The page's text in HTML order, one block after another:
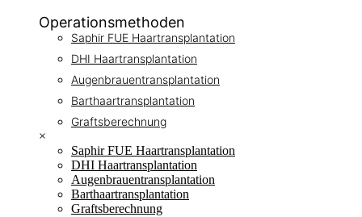
Operationsmethoden
Saphir FUE Haartransplantation
DHI Haartransplantation
Augenbrauentransplantation
Barthaartransplantation
Graftsberechnung
×
Saphir FUE Haartransplantation
DHI Haartransplantation
Augenbrauentransplantation
Barthaartransplantation
Graftsberechnung